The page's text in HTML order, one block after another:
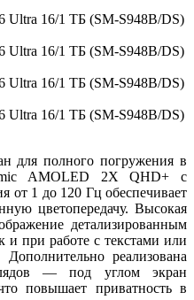
для полного погружения в
AMOLED 2X QHD+ с
от 1 до 120 Гц обеспечивает
цветопередачу. Высокая
детализированным
и при работе с текстами или
реализована
— под углом экран
повышает приватность в